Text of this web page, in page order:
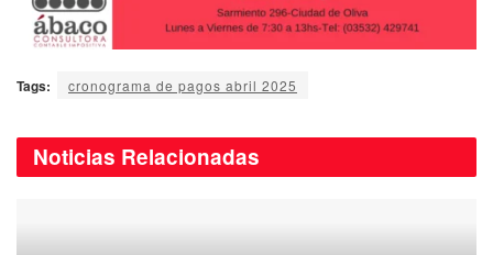
Tags: cronograma de pagos abril 2025
Noticias Relacionadas